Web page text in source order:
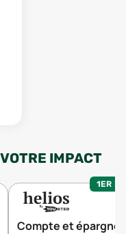
IMPACT
1ER
Compte et épargne